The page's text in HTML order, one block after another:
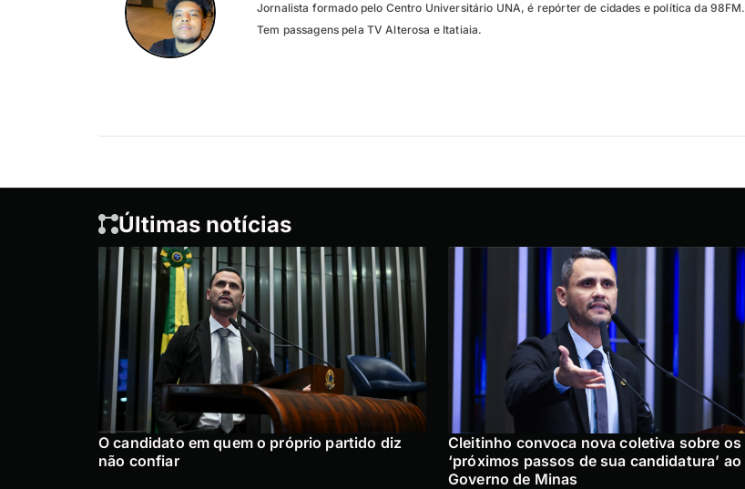
Jornalista formado pelo Centro Universitário UNA, é repórter de cidades e política da 98FM.
Tem passagens pela TV Alterosa e Itatiaia.
Últimas notícias
O candidato em quem o próprio partido diz
não confiar
Cleitinho convoca nova coletiva sobre os
‘próximos passos de sua candidatura’ ao
Governo de Minas